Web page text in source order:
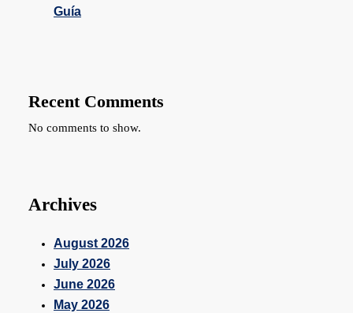
Guía
Recent Comments
No comments to show.
Archives
August 2026
July 2026
June 2026
May 2026